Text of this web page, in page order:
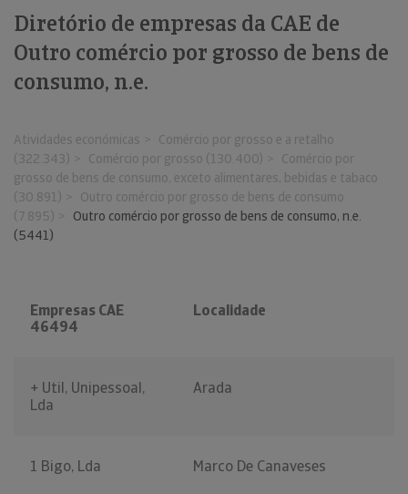
Diretório de empresas da CAE de
Outro comércio por grosso de bens de
consumo, n.e.
Atividades económicas
Comércio por grosso e a retalho
(322.343)
Comércio por grosso (130.400)
Comércio por
grosso de bens de consumo, exceto alimentares, bebidas e tabaco
(30.891)
Outro comércio por grosso de bens de consumo
(7.895)
Outro comércio por grosso de bens de consumo, n.e.
(5441)
Empresas CAE
46494
Localidade
+ Util, Unipessoal,
Lda
Arada
1 Bigo, Lda Marco De Canaveses